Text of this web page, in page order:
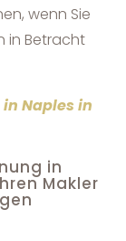
wenn Sie
in Betracht
in Naples in
in
Makler